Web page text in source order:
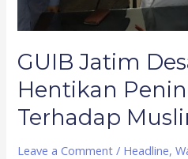
GUIB Jatim
Hentikan
Terhadap
Leave a Comment / Headline,